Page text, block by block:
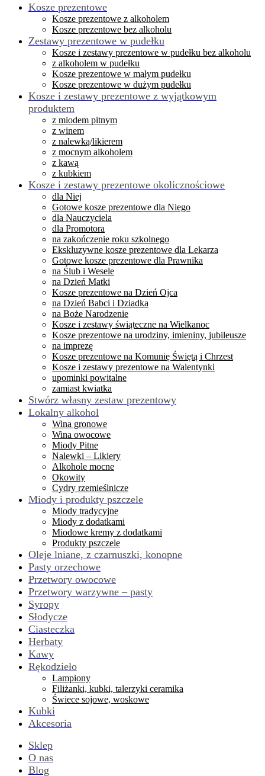
Kosze prezentowe
Kosze prezentowe z alkoholem
Kosze prezentowe bez alkoholu
Zestawy prezentowe w pudełku
Kosze i zestawy prezentowe w pudełku bez alkoholu
z alkoholem w pudełku
Kosze prezentowe w małym pudełku
Kosze prezentowe w dużym pudełku
Kosze i zestawy prezentowe z wyjątkowym
produktem
z miodem pitnym
z winem
z nalewką/likierem
z mocnym alkoholem
z kawą
z kubkiem
Kosze i zestawy prezentowe okolicznościowe
dla Niej
Gotowe kosze prezentowe dla Niego
dla Nauczyciela
dla Promotora
na zakończenie roku szkolnego
Ekskluzywne kosze prezentowe dla Lekarza
Gotowe kosze prezentowe dla Prawnika
na Ślub i Wesele
na Dzień Matki
Kosze prezentowe na Dzień Ojca
na Dzień Babci i Dziadka
na Boże Narodzenie
Kosze i zestawy świąteczne na Wielkanoc
Kosze prezentowe na urodziny, imieniny, jubileusze
na imprezę
Kosze prezentowe na Komunię Świętą i Chrzest
Kosze i zestawy prezentowe na Walentynki
upominki powitalne
zamiast kwiatka
Stwórz własny zestaw prezentowy
Lokalny alkohol
Wina gronowe
Wina owocowe
Miody Pitne
Nalewki – Likiery
Alkohole mocne
Okowity
Cydry rzemieślnicze
Miody i produkty pszczele
Miody tradycyjne
Miody z dodatkami
Miodowe kremy z dodatkami
Produkty pszczele
Oleje lniane, z czarnuszki, konopne
Pasty orzechowe
Przetwory owocowe
Przetwory warzywne – pasty
Syropy
Słodycze
Ciasteczka
Herbaty
Kawy
Rękodzieło
Lampiony
Filiżanki, kubki, talerzyki ceramika
Świece sojowe, woskowe
Kubki
Akcesoria
Sklep
O nas
Blog